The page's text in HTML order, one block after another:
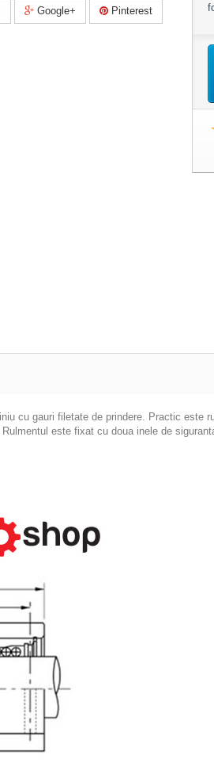
Google+ Pinterest
cu gauri filetate de prindere. Practic este
este fixat cu doua inele de